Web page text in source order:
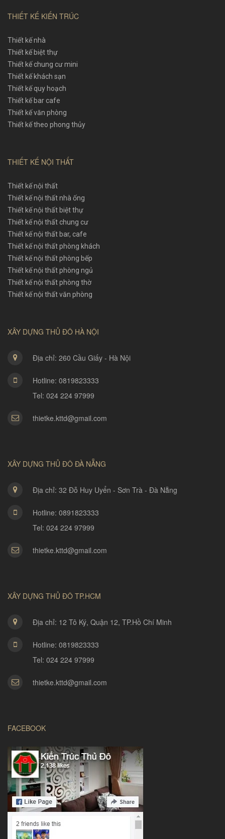
THIẾT KẾ KIẾN TRÚC
Thiết kế nhà
Thiết kế biệt thự
Thiết kế chung cư mini
Thiết kế khách sạn
Thiết kế quy hoạch
Thiết kế bar cafe
Thiết kế văn phòng
Thiết kế theo phong thủy
THIẾT KẾ NỘI THẤT
Thiết kế nội thất
Thiết kế nội thất nhà ống
Thiết kế nội thất biệt thự
Thiết kế nội thất chung cư
Thiết kế nội thất bar, cafe
Thiết kế nội thất phòng khách
Thiết kế nội thất phòng bếp
Thiết kế nội thất phòng ngủ
Thiết kế nội thất phòng thờ
Thiết kế nội thất văn phòng
XÂY DỰNG THỦ ĐÔ HÀ NỘI
Địa chỉ: 260 Cầu Giấy - Hà Nội
Hotline: 0819823333
Tel: 024 224 97999
thietke.kttd@gmail.com
XÂY DỰNG THỦ ĐÔ ĐÀ NẴNG
Địa chỉ: 32 Đỗ Huy Uyển - Sơn Trà - Đà Nẵng
Hotline: 0891823333
Tel: 024 224 97999
thietke.kttd@gmail.com
XÂY DỰNG THỦ ĐÔ TP.HCM
Địa chỉ: 12 Tô Ký, Quận 12, TP.Hồ Chí Minh
Hotline: 0819823333
Tel: 024 224 97999
thietke.kttd@gmail.com
FACEBOOK